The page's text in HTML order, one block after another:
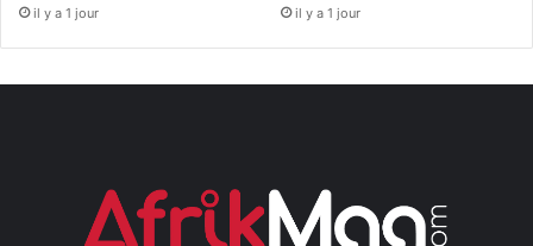
il y a 1 jour il y a 1 jour